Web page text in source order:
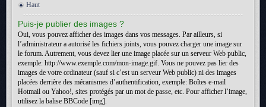
Haut
Puis-je publier des images ?
Oui, vous pouvez afficher des images dans vos messages. Par ailleurs, si
l’administrateur a autorisé les fichiers joints, vous pouvez charger une image sur
le forum. Autrement, vous devez lier une image placée sur un serveur Web public,
exemple: http://www.exemple.com/mon-image.gif. Vous ne pouvez pas lier des
images de votre ordinateur (sauf si c’est un serveur Web public) ni des images
placées derrière des mécanismes d’authentification, exemple: Boîtes e-mail
Hotmail ou Yahoo!, sites protégés par un mot de passe, etc. Pour afficher l’image,
utilisez la balise BBCode [img].